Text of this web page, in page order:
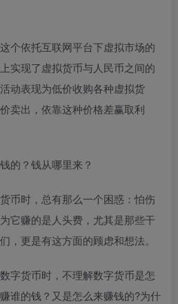
个依托互联网平台下虚拟市场的
实现了虚拟货币与人民币之间的
动表现为低价收购各种虚拟货
卖出，依靠这种价格差赢取利
的？钱从哪里来？
币时，总有那么一个困惑：怕伤
它赚的是人头费，尤其是那些干
，更是有这方面的顾虑和想法。
字货币时，不理解数字货币是怎
谁的钱？又是怎么来赚钱的?为什